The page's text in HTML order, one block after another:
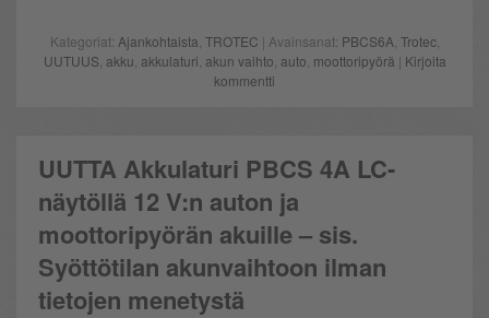
Kategoriat: Ajankohtaista TROTEC | Avainsanat: PBCS6A Trotec,
UUTUUS akku akkulaturi akun vaihto auto moottoripyörä | Kirjoita
kommentti
UUTTA Akkulaturi PBCS 4A LC-
näytöllä 12 V:n auton ja
moottoripyörän akuille – sis.
Syöttötilan akunvaihtoon ilman
tietojen menetystä